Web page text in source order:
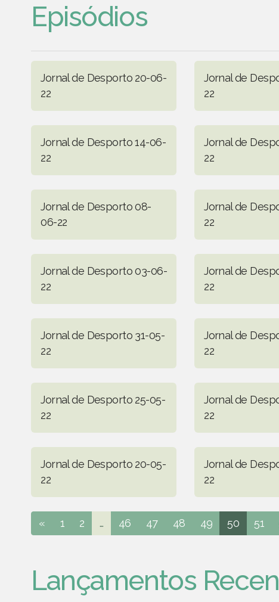
Episódios
Jornal de Desporto 20-06-
22
Jornal de
22
Jornal de Desporto 14-06-
22
Jornal de
22
Jornal de Desporto 08-
06-22
Jornal de
22
Jornal de Desporto 03-06-
22
Jornal de
22
Jornal de Desporto 31-05-
22
Jornal de
22
Jornal de Desporto 25-05-
22
Jornal de
22
Jornal de Desporto 20-05-
22
Jornal de
22
« 1 2 ... 46 47 48 49 50 51
Lançamentos